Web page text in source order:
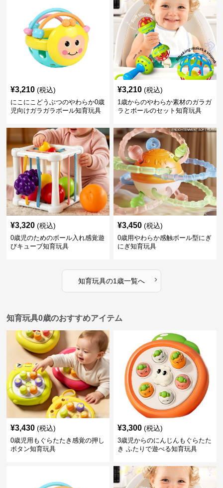
¥3,210 (税込)
にこにこどうぶつのやわらか0歳
児向けガラガラボール知育玩具
¥3,210 (税込)
1歳からのやわらか素材のガラガ
ラとボールのセット知育玩具
¥3,320 (税込)
0歳児のためのボール入れ感覚遊
びキューブ知育玩具
¥3,450 (税込)
0歳用やわらか感触ボール型にぎ
にぎ知育玩具
知育玩具の1歳一覧へ ›
知育玩具0歳のおすすめアイテム
¥3,430 (税込)
0歳児用もぐらたたき感覚の押し
ボタン知育玩具
¥3,300 (税込)
3歳児からのにんじんもぐらたた
き ふたりで遊べる知育玩具